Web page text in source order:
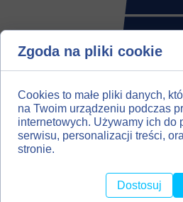
Dla miłośników
scrapbooking`u, utworzyliśmy
sklepu z materiałami
Zgoda na pliki cookie
Cookies to małe pliki danych,
na Twoim urządzeniu podczas
internetowych. Używamy ich do
serwisu, personalizacji treści,
stronie.
Dostosuj